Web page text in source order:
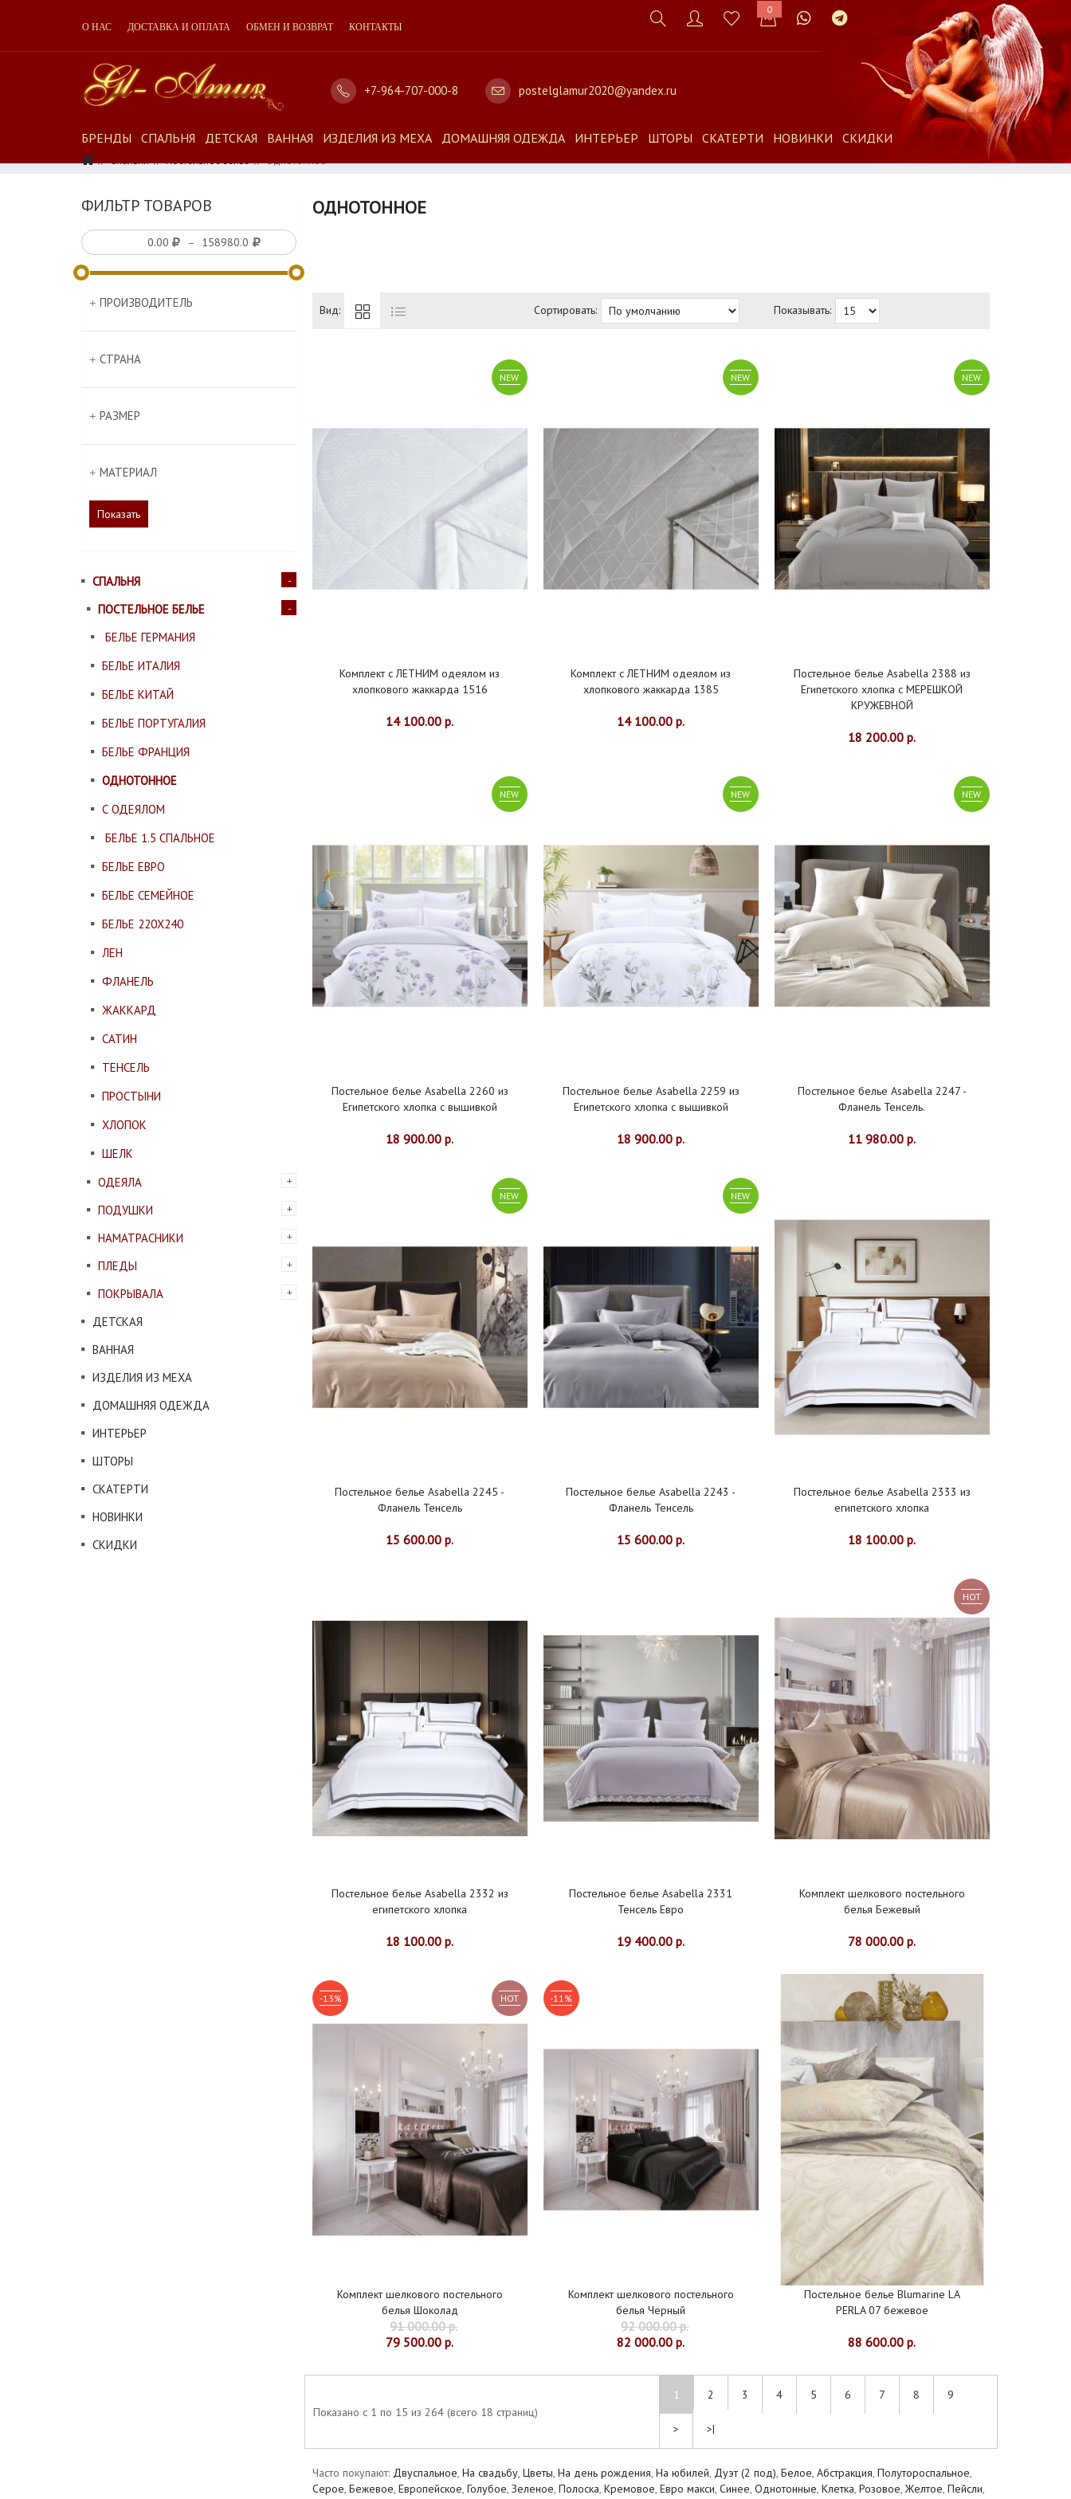
0
О НАС ДОСТАВКА И ОПЛАТА ОБМЕН И ВОЗВРАТ КОНТАКТЫ
+7-964-707-000-8 postelglamur2020@yandex.ru
БРЕНДЫ СПАЛЬНЯ ДЕТСКАЯ ВАННАЯ ИЗДЕЛИЯ ИЗ МЕХА ДОМАШНЯЯ ОДЕЖДА ИНТЕРЬЕР ШТОРЫ СКАТЕРТИ НОВИНКИ СКИДКИ
Спальня Постельное Белье Однотонное
ФИЛЬТР ТОВАРОВ
–
ПРОИЗВОДИТЕЛЬ
СТРАНА
РАЗМЕР
МАТЕРИАЛ
Показать
СПАЛЬНЯ
ПОСТЕЛЬНОЕ БЕЛЬЕ
БЕЛЬЕ ГЕРМАНИЯ
БЕЛЬЕ ИТАЛИЯ
БЕЛЬЕ КИТАЙ
БЕЛЬЕ ПОРТУГАЛИЯ
БЕЛЬЕ ФРАНЦИЯ
ОДНОТОННОЕ
С ОДЕЯЛОМ
БЕЛЬЕ 1.5 СПАЛЬНОЕ
БЕЛЬЕ ЕВРО
БЕЛЬЕ СЕМЕЙНОЕ
БЕЛЬЕ 220Х240
ЛЕН
ФЛАНЕЛЬ
ЖАККАРД
САТИН
ТЕНСЕЛЬ
ПРОСТЫНИ
ХЛОПОК
ШЕЛК
ОДЕЯЛА
ПОДУШКИ
НАМАТРАСНИКИ
ПЛЕДЫ
ПОКРЫВАЛА
ДЕТСКАЯ
ВАННАЯ
ИЗДЕЛИЯ ИЗ МЕХА
ДОМАШНЯЯ ОДЕЖДА
ИНТЕРЬЕР
ШТОРЫ
СКАТЕРТИ
НОВИНКИ
СКИДКИ
ОДНОТОННОЕ
Вид: Сортировать: Показывать:
NEW
Комплект с ЛЕТНИМ одеялом из
хлопкового жаккарда 1516
14 100.00 р.
NEW
Комплект с ЛЕТНИМ одеялом из
хлопкового жаккарда 1385
14 100.00 р.
NEW
Постельное белье Asabella 2388 из
Египетского хлопка с МЕРЕШКОЙ
КРУЖЕВНОЙ
18 200.00 р.
NEW
Постельное белье Asabella 2260 из
Египетского хлопка с вышивкой
18 900.00 р.
NEW
Постельное белье Asabella 2259 из
Египетского хлопка с вышивкой
18 900.00 р.
NEW
Постельное белье Asabella 2247 -
Фланель Тенсель.
11 980.00 р.
NEW
Постельное белье Asabella 2245 -
Фланель Тенсель
15 600.00 р.
NEW
Постельное белье Asabella 2243 -
Фланель Тенсель
15 600.00 р.
Постельное белье Asabella 2333 из
египетского хлопка
18 100.00 р.
Постельное белье Asabella 2332 из
египетского хлопка
18 100.00 р.
Постельное белье Asabella 2331
Тенсель Евро
19 400.00 р.
HOT
Комплект шелкового постельного
белья Бежевый
78 000.00 р.
HOT
-13%
Комплект шелкового постельного
белья Шоколад
91 000.00 р.
79 500.00 р.
-11%
Комплект шелкового постельного
белья Черный
92 000.00 р.
82 000.00 р.
Постельное белье Blumarine LA
PERLA 07 бежевое
88 600.00 р.
Показано с 1 по 15 из 264 (всего 18 страниц)
1 2 3 4 5 6 7 8 9
> >|
Часто покупают: Двуспальное, На свадьбу, Цветы, На день рождения, На юбилей, Дуэт (2 под), Белое, Абстракция, Полутороспальное,
Серое, Бежевое, Европейское, Голубое, Зеленое, Полоска, Кремовое, Евро макси, Синее, Однотонные, Клетка, Розовое, Желтое, Пейсли,